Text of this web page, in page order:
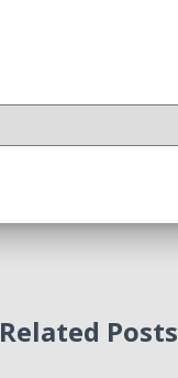
Related Posts